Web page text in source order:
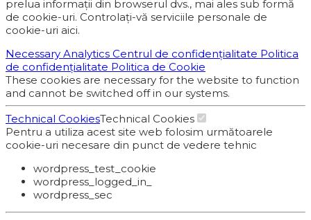
prelua informații din browserul dvs., mai ales sub formă
de cookie-uri. Controlați-vă serviciile personale de
cookie-uri aici.
Necessary Analytics Centrul de confidențialitate Politica
de confidențialitate Politica de Cookie
These cookies are necessary for the website to function
and cannot be switched off in our systems.
Technical CookiesTechnical Cookies
Pentru a utiliza acest site web folosim următoarele
cookie-uri necesare din punct de vedere tehnic
wordpress_test_cookie
wordpress_logged_in_
wordpress_sec